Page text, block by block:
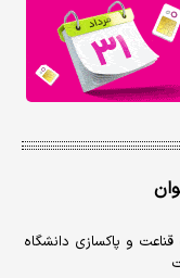
و پاکسازی دانشگاه